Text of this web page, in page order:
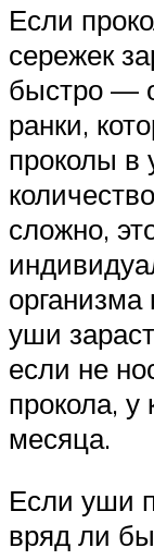
Если
сережек
быстро —
ранки,
проколы в
сложно,
организма
уши
если не
прокола, у
месяца.
Если уши
вряд ли